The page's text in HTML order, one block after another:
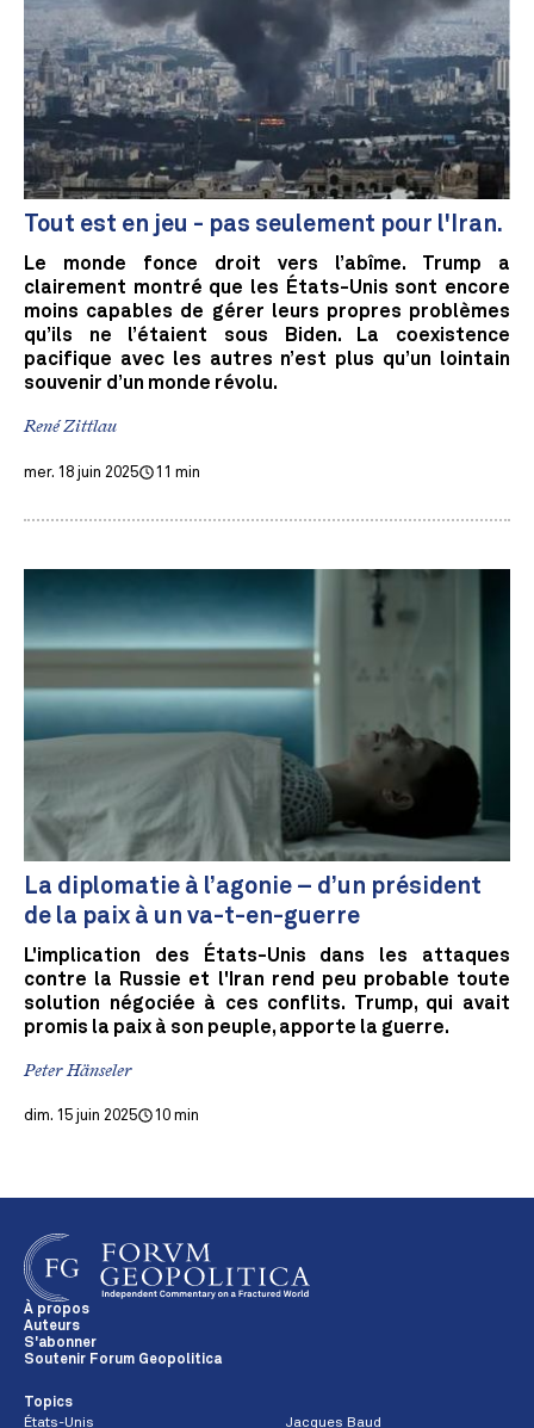
Tout est en jeu - pas seulement pour l'Iran.
Le monde fonce droit vers l’abîme. Trump a
clairement montré que les États-Unis sont encore
moins capables de gérer leurs propres problèmes
qu’ils ne l’étaient sous Biden. La coexistence
pacifique avec les autres n’est plus qu’un lointain
souvenir d’un monde révolu.
René Zittlau
mer. 18 juin 2025 11 min
La diplomatie à l’agonie – d’un président
de la paix à un va-t-en-guerre
L'implication des États-Unis dans les attaques
contre la Russie et l'Iran rend peu probable toute
solution négociée à ces conflits. Trump, qui avait
promis la paix à son peuple, apporte la guerre.
Peter Hänseler
dim. 15 juin 2025 10 min
À propos
Auteurs
S'abonner
Soutenir Forum Geopolitica
Topics
États-Unis
Jacques Baud